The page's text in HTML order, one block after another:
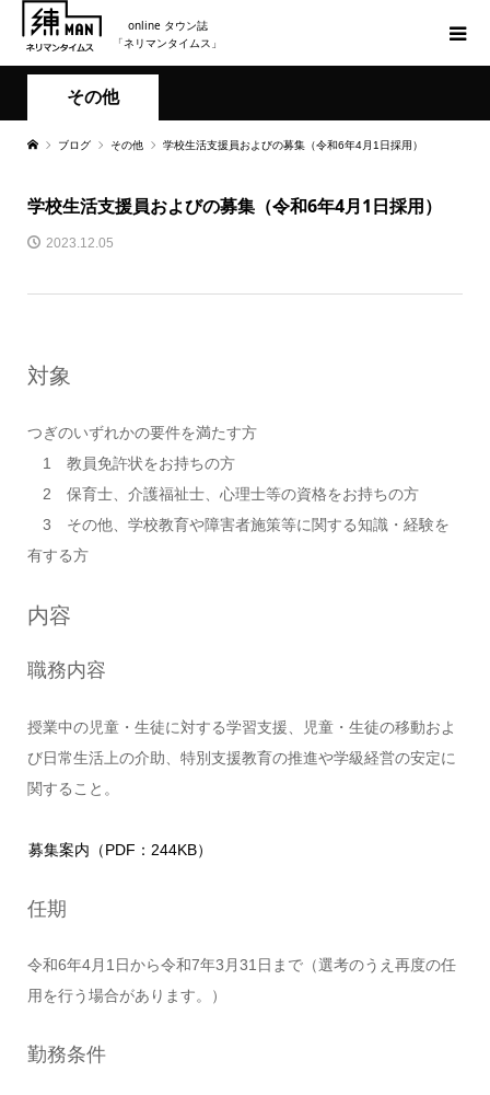
online タウン誌
「ネリマンタイムス」
その他
ブログ その他 学校生活支援員およびの募集（令和6年4月1日採用）
学校生活支援員およびの募集（令和6年4月1日採用）
2023.12.05
対象
つぎのいずれかの要件を満たす方
1 教員免許状をお持ちの方
2 保育士、介護福祉士、心理士等の資格をお持ちの方
3 その他、学校教育や障害者施策等に関する知識・経験を
有する方
内容
職務内容
授業中の児童・生徒に対する学習支援、児童・生徒の移動およ
び日常生活上の介助、特別支援教育の推進や学級経営の安定に
関すること。
募集案内（PDF：244KB）
任期
令和6年4月1日から令和7年3月31日まで（選考のうえ再度の任
用を行う場合があります。）
勤務条件